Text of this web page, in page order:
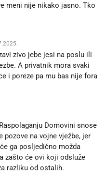
meni nije nikako jasno. Tko
zivo jebe jesi na poslu ili
A privatnik mora svaki
i poreze pa mu bas nije fora
Domovini snose
na vojne vježbe, jer
ga posljedično možda
zašto će ovi koji odsluže
razliku od ostalih.